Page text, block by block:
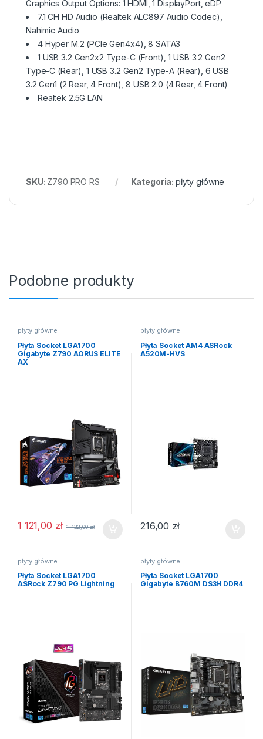
Graphics Output Options: 1 HDMI, 1 DisplayPort, eDP
7.1 CH HD Audio (Realtek ALC897 Audio Codec),
Nahimic Audio
4 Hyper M.2 (PCIe Gen4x4), 8 SATA3
1 USB 3.2 Gen2x2 Type-C (Front), 1 USB 3.2 Gen2
Type-C (Rear), 1 USB 3.2 Gen2 Type-A (Rear), 6 USB
3.2 Gen1 (2 Rear, 4 Front), 8 USB 2.0 (4 Rear, 4 Front)
Realtek 2.5G LAN
SKU: Z790 PRO RS Kategoria: płyty główne
Podobne produkty
płyty główne
Płyta Socket LGA1700
Gigabyte Z790 AORUS ELITE
AX
1 121,00 zł 1 422,00zł
płyty główne
Płyta Socket AM4 ASRock
A520M-HVS
216,00 zł
płyty główne
Płyta Socket LGA1700
ASRock Z790 PG Lightning
płyty główne
Płyta Socket LGA1700
Gigabyte B760M DS3H DDR4